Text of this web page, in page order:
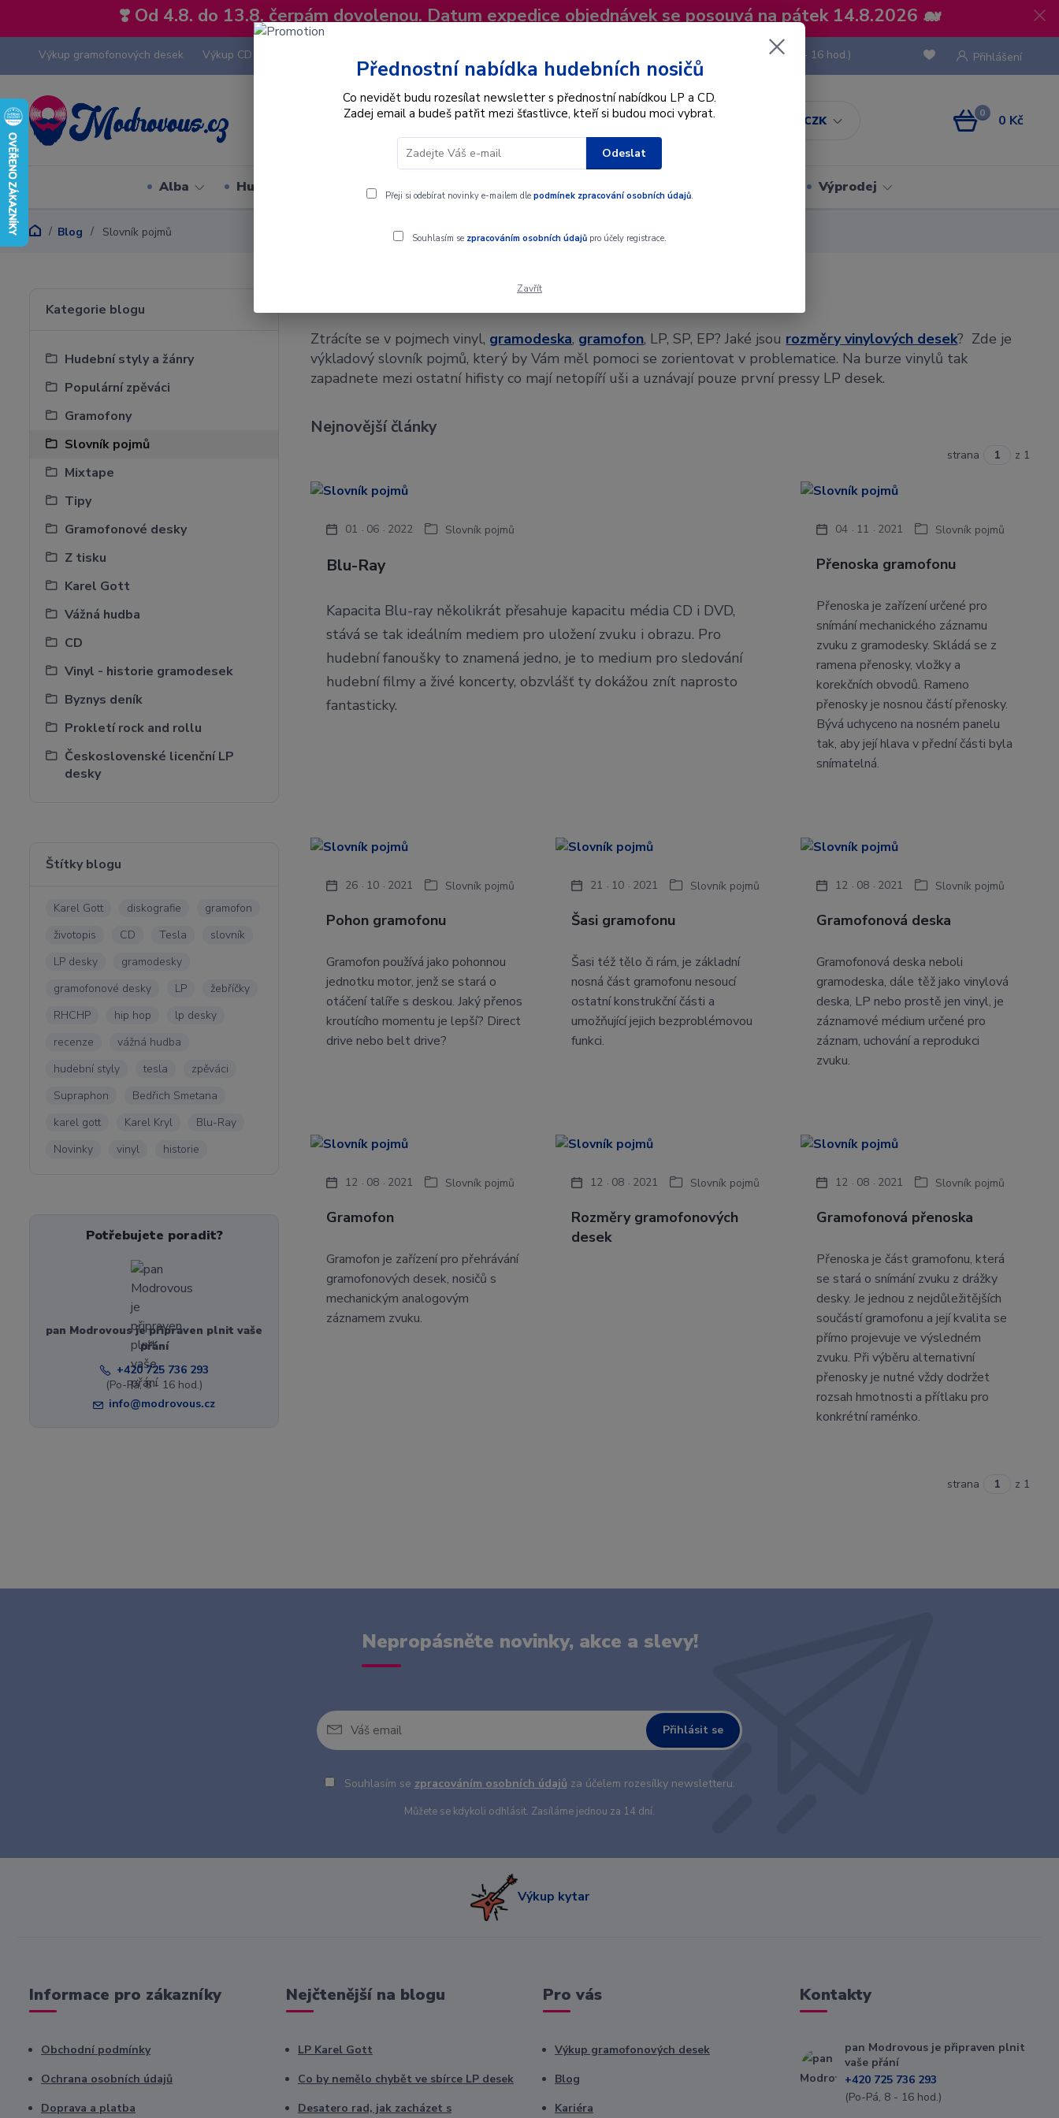
❣️ Od 4.8. do 13.8. čerpám dovolenou. Datum expedice objednávek se posouvá na pátek 14.8.2026 🐋
Výkup gramofonových desek Výkup CD
CZK
Přihlášení
Hledat
(Po-Pá, 8 - 16 hod.)
0 0 Kč
Alba Hudební styly Interpret Dárkové poukazy Výprodej
Blog Slovník pojmů
Kategorie blogu
Hudební styly a žánry
Populární zpěváci
Gramofony
Slovník pojmů
Mixtape
Tipy
Gramofonové desky
Z tisku
Karel Gott
Vážná hudba
CD
Vinyl - historie gramodesek
Byznys deník
Prokletí rock and rollu
Československé licenční LP
desky
Štítky blogu
Karel Gott diskografie
gramofon
životopis
CD Tesla
slovník
LP desky
gramodesky
gramofonové desky
LP
žebříčky
RHCHP
hip hop
lp desky
recenze
vážná hudba
hudební styly
tesla
zpěváci
Supraphon
Bedřich Smetana
karel gott
Karel Kryl
Blu-Ray
Novinky
vinyl historie
Potřebujete poradit?
pan Modrovous je připraven plnit vaše
přání
+420 725 736 293
(Po-Pá, 8 - 16 hod.)
info@modrovous.cz
Ztrácíte se v pojmech vinyl, gramodeska, gramofon, LP, SP, EP? Jaké jsou rozměry vinylových desek? Zde je
výkladový slovník pojmů, který by Vám měl pomoci se zorientovat v problematice. Na burze vinylů tak
zapadnete mezi ostatní hifisty co mají netopíří uši a uznávají pouze první pressy LP desek.
Nejnovější články
strana z 1
Blu-Ray
01 06 2022 Slovník pojmů
Kapacita Blu-ray několikrát přesahuje kapacitu média CD i DVD,
stává se tak ideálním mediem pro uložení zvuku i obrazu. Pro
hudební fanoušky to znamená jedno, je to medium pro sledování
hudební filmy a živé koncerty, obzvlášť ty dokážou znít naprosto
fantasticky.
Přenoska gramofonu
04 11 2021 Slovník pojmů
Přenoska je zařízení určené pro
snímání mechanického záznamu
zvuku z gramodesky. Skládá se z
ramena přenosky, vložky a
korekčních obvodů. Rameno
přenosky je nosnou částí přenosky.
Bývá uchyceno na nosném panelu
tak, aby její hlava v přední části byla
snímatelná.
Pohon gramofonu
26 10 2021 Slovník pojmů
Gramofon používá jako pohonnou
jednotku motor, jenž se stará o
otáčení talíře s deskou. Jaký přenos
kroutícího momentu je lepší? Direct
drive nebo belt drive?
Šasi gramofonu
21 10 2021 Slovník pojmů
Šasi též tělo či rám, je základní
nosná část gramofonu nesoucí
ostatní konstrukční části a
umožňující jejich bezproblémovou
funkci.
Gramofonová deska
12 08 2021 Slovník pojmů
Gramofonová deska neboli
gramodeska, dále těž jako vinylová
deska, LP nebo prostě jen vinyl, je
záznamové médium určené pro
záznam, uchování a reprodukci
zvuku.
Gramofon
12 08 2021 Slovník pojmů
Gramofon je zařízení pro přehrávání
gramofonových desek, nosičů s
mechanickým analogovým
záznamem zvuku.
Rozměry gramofonových
desek
12 08 2021 Slovník pojmů
Gramofonová přenoska
12 08 2021 Slovník pojmů
Přenoska je část gramofonu, která
se stará o snímání zvuku z drážky
desky. Je jednou z nejdůležitějších
součástí gramofonu a její kvalita se
přímo projevuje ve výsledném
zvuku. Při výběru alternativní
přenosky je nutné vždy dodržet
rozsah hmotnosti a přítlaku pro
konkrétní raménko.
strana z 1
Nepropásněte novinky, akce a slevy!
Přihlásit se
Souhlasím se zpracováním osobních údajů za účelem rozesílky newsletteru.
Můžete se kdykoli odhlásit. Zasíláme jednou za 14 dní.
Výkup kytar
Informace pro zákazníky
Obchodní podmínky
Ochrana osobních údajů
Doprava a platba
Nejčtenější na blogu
LP Karel Gott
Co by nemělo chybět ve sbírce LP desek
Desatero rad, jak zacházet s
Pro vás
Výkup gramofonových desek
Blog
Kariéra
Kontakty
pan Modrovous je připraven plnit
vaše přání
+420 725 736 293
(Po-Pá, 8 - 16 hod.)
Přednostní nabídka hudebních nosičů
Co nevidět budu rozesílat newsletter s přednostní nabídkou LP a CD.
Zadej email a budeš patřit mezi šťastlivce, kteří si budou moci vybrat.
Odeslat
Přeji si odebírat novinky e-mailem dle podmínek zpracování osobních údajů.
Souhlasím se zpracováním osobních údajůpro účely registrace.
Zavřít